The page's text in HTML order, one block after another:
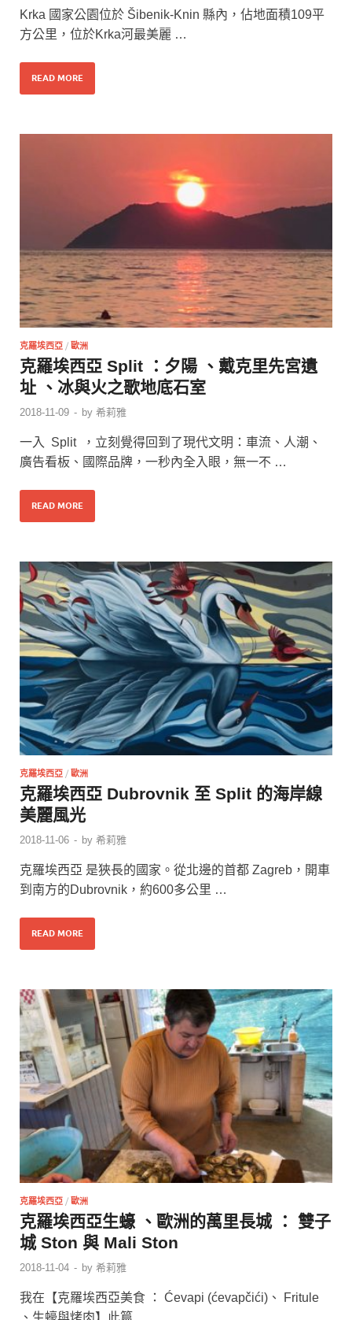
Krka 國家公園位於 Šibenik-Knin 縣內，佔地面積109平
方公里，位於Krka河最美麗 …
READ MORE
克羅埃西亞 / 歐洲
克羅埃西亞 Split ：夕陽 、戴克里先宮遺
址 、冰與火之歌地底石室
2018-11-09 - by 希莉雅
一入 Split ，立刻覺得回到了現代文明：車流、人潮、
廣告看板、國際品牌，一秒內全入眼，無一不 …
READ MORE
克羅埃西亞 / 歐洲
克羅埃西亞 Dubrovnik 至 Split 的海岸線
美麗風光
2018-11-06 - by 希莉雅
克羅埃西亞 是狹長的國家。從北邊的首都 Zagreb，開車
到南方的Dubrovnik，約600多公里 …
READ MORE
克羅埃西亞 / 歐洲
克羅埃西亞生蠔 、歐洲的萬里長城 ： 雙子
城 Ston 與 Mali Ston
2018-11-04 - by 希莉雅
我在【克羅埃西亞美食 ： Ćevapi (ćevapčići)、 Fritule
、生蠔與烤肉】此篇 …